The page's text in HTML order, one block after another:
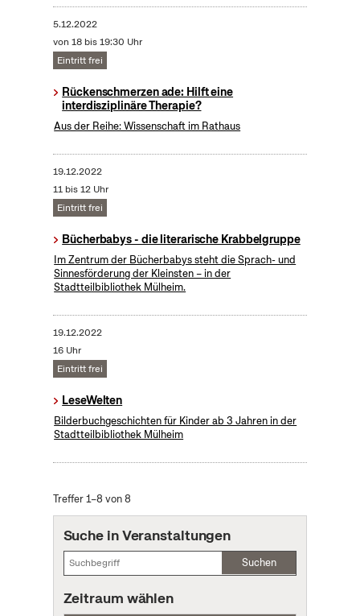
5.12.2022
von 18 bis 19:30 Uhr
Eintritt frei
Rückenschmerzen ade: Hilft eine
interdisziplinäre Therapie?
Aus der Reihe: Wissenschaft im Rathaus
19.12.2022
11 bis 12 Uhr
Eintritt frei
Bücherbabys - die literarische Krabbelgruppe
Im Zentrum der Bücherbabys steht die Sprach- und
Sinnesförderung der Kleinsten – in der
Stadtteilbibliothek Mülheim.
19.12.2022
16 Uhr
Eintritt frei
LeseWelten
Bilderbuchgeschichten für Kinder ab 3 Jahren in der
Stadtteilbibliothek Mülheim
Treffer 1–8 von 8
Suche in Veranstaltungen
Suchen
Zeitraum wählen